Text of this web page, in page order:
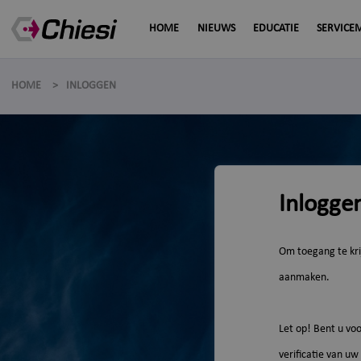
HOME NIEUWS EDUCATIE
HOME INLOGGEN
Om toegang te
aanmaken.
Let op! Bent u
verificatie van uw